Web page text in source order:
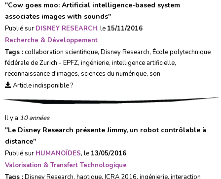
"Cow goes moo: Artificial intelligence-based system
associates images with sounds"
Publié sur DISNEY RESEARCH, le 15/11/2016
Recherche & Développement
Tags :collaboration scientifique, Disney Research, École polytechnique
fédérale de Zurich - EPFZ, ingénierie, intelligence artificielle,
reconnaissance d'images, sciences du numérique, son
Article indisponible ?
Il y a 10 années
"Le Disney Research présente Jimmy, un robot contrôlable à
distance"
Publié sur HUMANOÏDES, le 13/05/2016
Valorisation & Transfert Technologique
Tags :Disney Research, haptique, ICRA 2016, ingénierie, interaction